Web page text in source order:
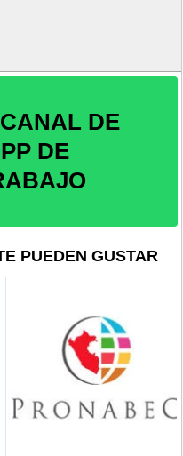
DE
DE
PUEDEN GUSTAR